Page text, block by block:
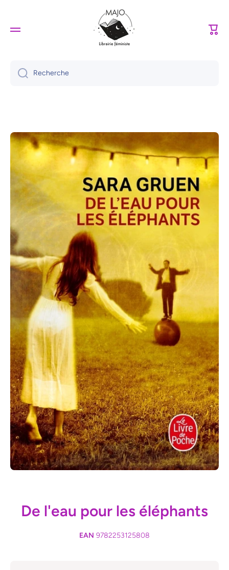
Ignorer et passer au contenu
Recherche
Passer aux informations produits
De l'eau pour les éléphants
EAN 9782253125808